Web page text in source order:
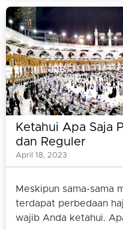
Ketahui Apa Saja
dan Reguler
April 18, 2023
Meskipun sama-sama
terdapat perbedaan
wajib Anda ketahui.